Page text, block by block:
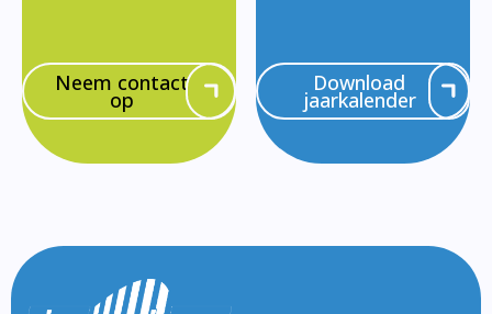
Neem contact
op
Download
jaarkalender